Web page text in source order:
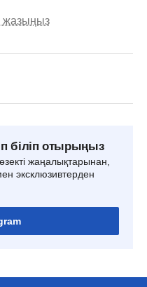
жазыңыз
біліп отырыңыз
жаңалықтарынан,
эксклюзивтерден